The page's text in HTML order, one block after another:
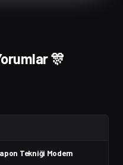
🎊
Tekniği Modern